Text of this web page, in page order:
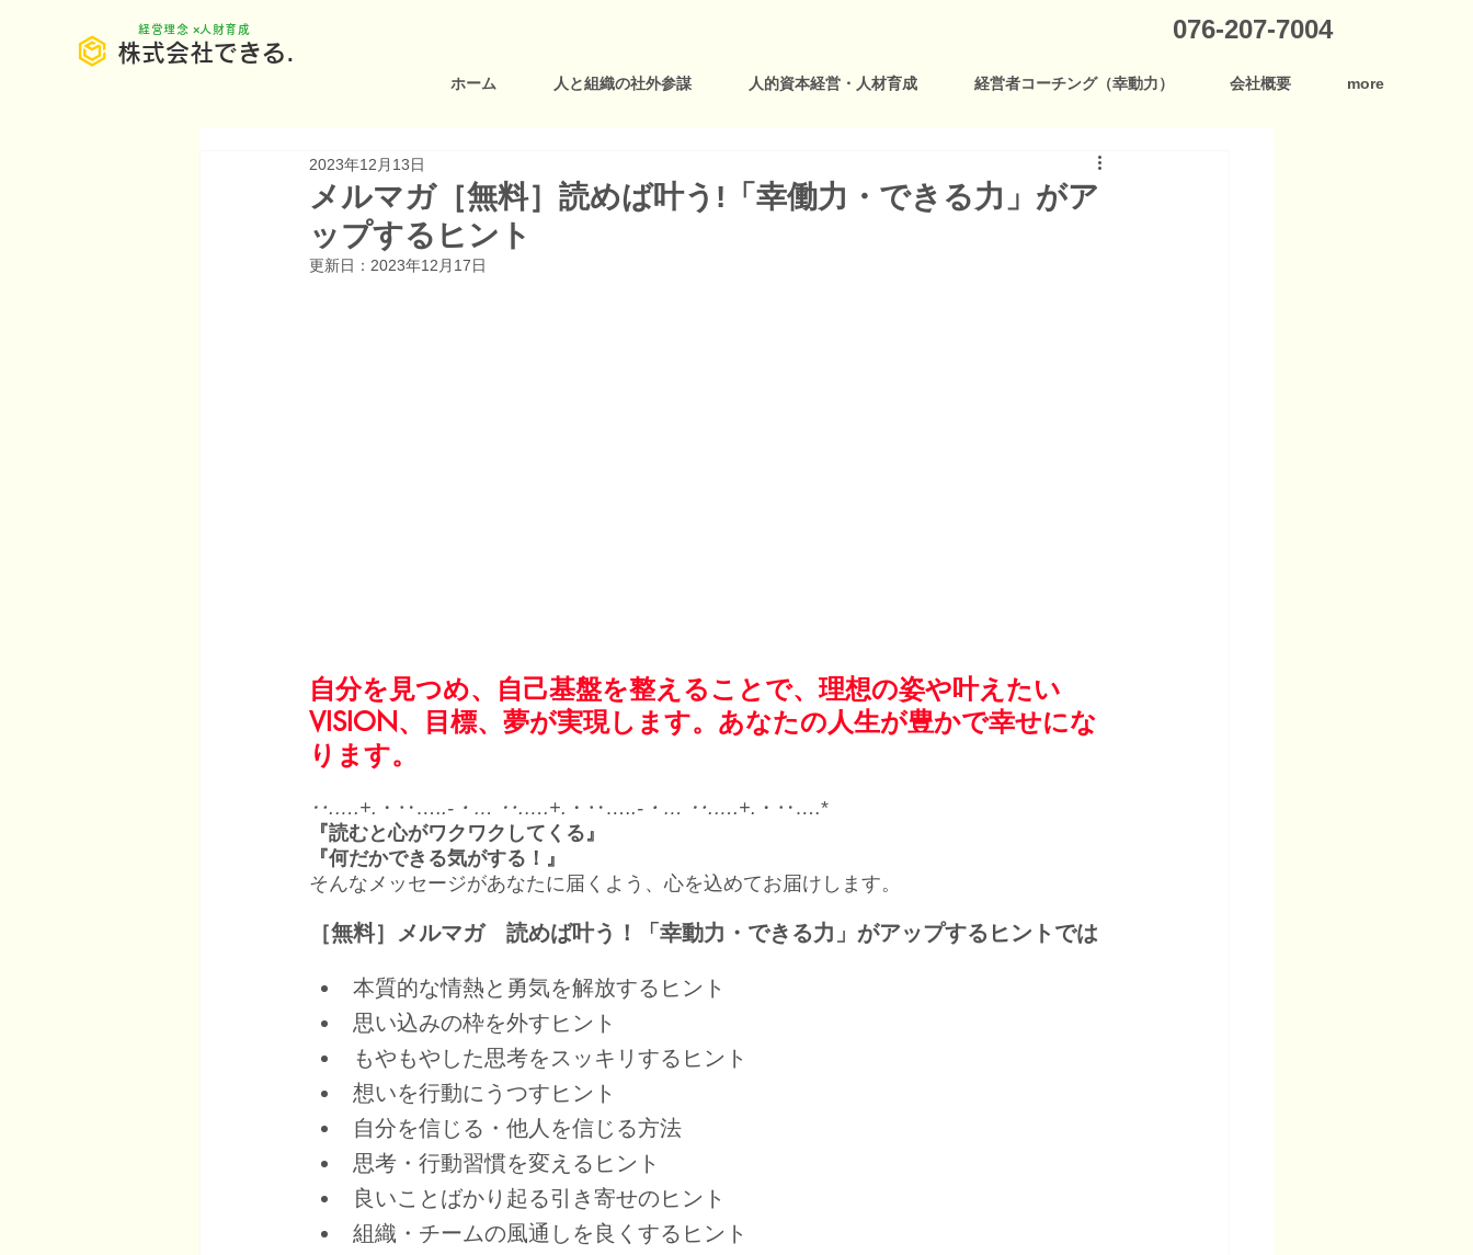
株式会社できる.
​経営理念 ×人財育成 076-207-7004
ホーム 人と組織の社外参謀 人的資本経営・人材育成 経営者コーチング（幸動力） 会社概要 more
メルマガ［無料］読めば叶う!「幸働力・できる力」がア
ップするヒント
2023年12月13日
更新日： 2023年12月17日
自分を見つめ、自己基盤を整えることで、理想の姿や叶えたい
VISION、目標、夢が実現します。あなたの人生が豊かで幸せにな
ります。
‥.….+. ・‥.….-・… ‥.….+. ・‥.….-・… ‥.….+. ・‥.…*
『読むと心がワクワクしてくる』
『何だかできる気がする！』
そんなメッセージがあなたに届くよう、心を込めてお届けします。
［無料］メルマガ　読めば叶う！「幸動力・できる力」がアップするヒントでは
本質的な情熱と勇気を解放するヒント
思い込みの枠を外すヒント
もやもやした思考をスッキリするヒント
想いを行動にうつすヒント
自分を信じる・他人を信じる方法
思考・行動習慣を変えるヒント
良いことばかり起る引き寄せのヒント
組織・チームの風通しを良くするヒント